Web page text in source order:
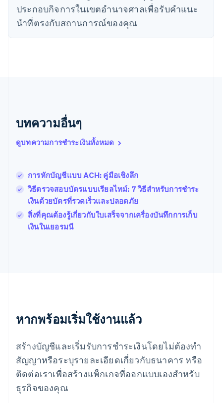
ประกอบกิจการในเขตอํานาจศาลเพื่อรับคําแนะ
นําที่ตรงกับสถานการณ์ของคุณ
บทความอื่นๆ
ดูบทความการชำระเงินทั้งหมด
การหักบัญชีแบบ ACH: คู่มือเชิงลึก
วิธีตรวจสอบบัตรแบบเรียลไทม์: 7 วิธีสำหรับการชำระ
เงินด้วยบัตรที่รวดเร็วและปลอดภัย
สิ่งที่คุณต้องรู้เกี่ยวกับใบเสร็จจากเครื่องบันทึกการเก็บ
เงินในเยอรมนี
หากพร้อมเริ่มใช้งานแล้ว
สร้างบัญชีและเริ่มรับการชำระเงินโดยไม่ต้องทำ
สัญญาหรือระบุรายละเอียดเกี่ยวกับธนาคาร หรือ
ติดต่อเราเพื่อสร้างแพ็กเกจที่ออกแบบเองสำหรับ
ธุรกิจของคุณ
นิวซีแลนด์
English
เนเธอร์แลนด์
NederlandsEnglish
PortuguêsEnglish
English
ฟินแลนด์
Svenska
มอลตา
English
มาเลเซีย
English 简体中文
เม็กซิโก
ลักเซมเบิร์ก
Français Deutsch English
English
ลิกเตนสไตน์
DeutschEnglish
ลิทัวเนีย
English
สเปน